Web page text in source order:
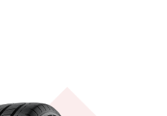
了中国3C、美国DOT、欧洲